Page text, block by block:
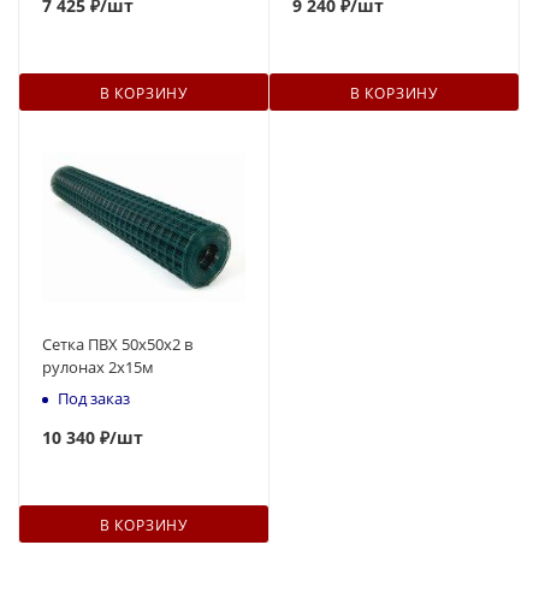
7 425 ₽/шт
В КОРЗИНУ
9 240 ₽/шт
В КОРЗИНУ
Сетка ПВХ 50х50х2 в
рулонах 2х15м
Под заказ
10 340 ₽/шт
В КОРЗИНУ